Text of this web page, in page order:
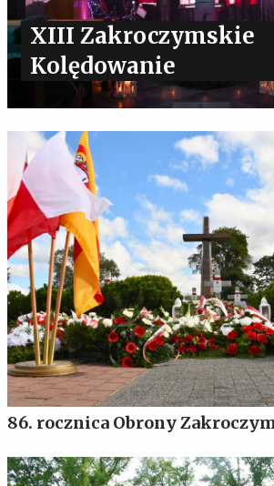
XIII Zakroczymskie
Kolędowanie
86. rocznica Obrony